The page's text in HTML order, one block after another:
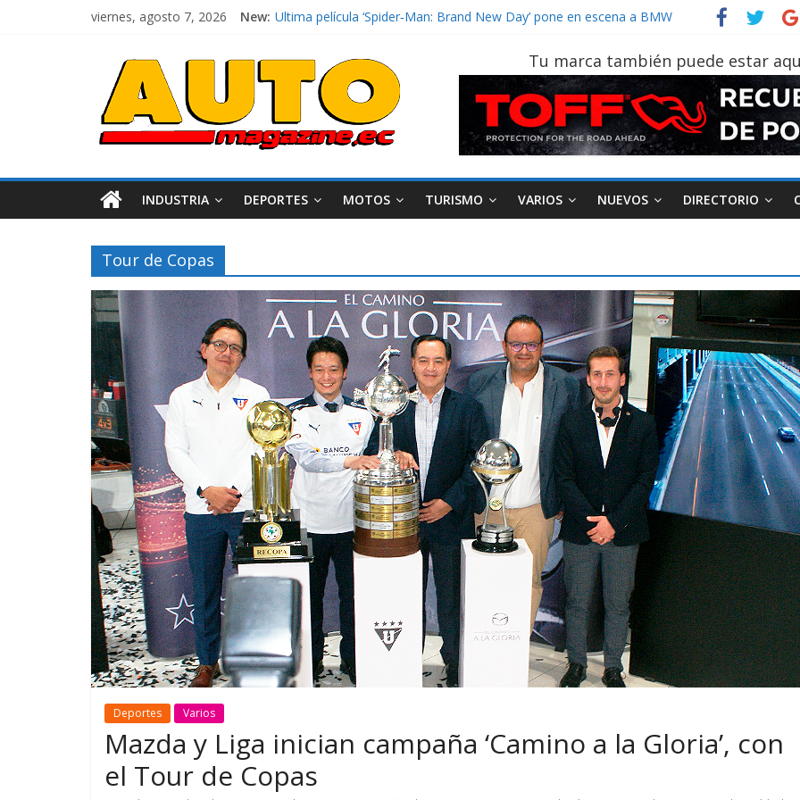
viernes, agosto 7, 2026 New: El costo de tener un vehículo gana protagonismo a la hora de decidir
¿Qué puede pasar con tu vehículo si permanece varios días sin usar?
La Vuelta al Ecuador 2026, edición 47ª, recorre 7 provincias en 8 días
La FEDAK recibe 12 Sinotruk Bolden para cubrir las rutas de La Vuelta
Tu marca también puede estar
INDUSTRIA DEPORTES MOTOS TURISMO VARIOS NUEVOS DIRECTORIO
Tour de Copas
Deportes Varios
Mazda y Liga inician campaña ‘Camino a la Gloria’, con
el Tour de Copas
Movilidad Varios
GM reafirma su
compromiso con movilidad
más segura y conectada
Movilidad Turismo Varios
¿Qué puede pasar con tu
vehículo si permanece
varios días sin usar?
AEADE Industria Motociclismo
Movilidad
Campaña busca cambiar
destino de los
en la región